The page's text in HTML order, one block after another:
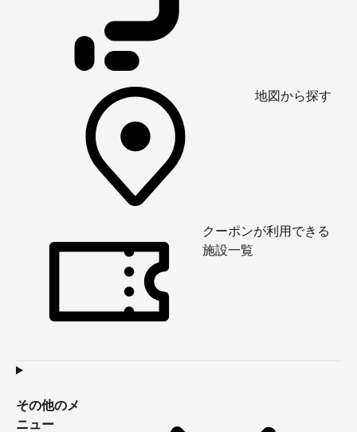
地図から探す
クーポンが利用できる
施設一覧
その他のメ
ニュー